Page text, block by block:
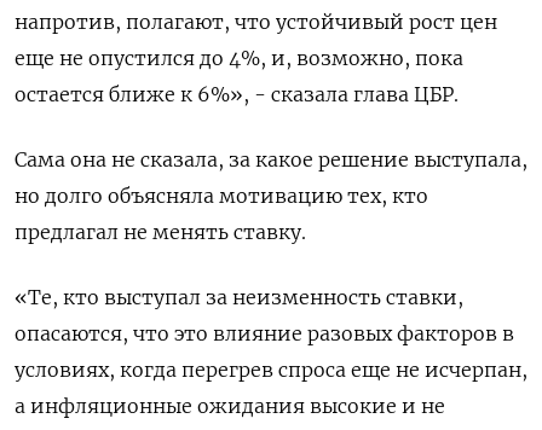
напротив, полагают, что устойчивый рост цен
еще не опустился до 4%, и, возможно, пока
остается ближе к 6%», - сказала глава ЦБР.
Сама она не сказала, за какое решение выступала,
но долго объясняла мотивацию тех, кто
предлагал не менять ставку.
«Те, кто выступал за неизменность ставки,
опасаются, что это влияние разовых факторов в
условиях, когда перегрев спроса еще не исчерпан,
а инфляционные ожидания высокие и не